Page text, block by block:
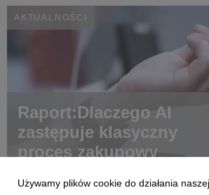
AKTUALNOŚCI
Raport:Dlaczego AI
zastępuje klasyczny
proces zakupowy
Używamy plików cookie do działania